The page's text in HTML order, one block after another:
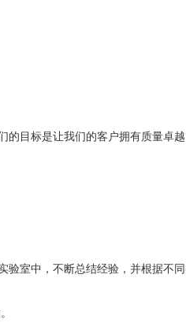
的目标是让我们的客户拥有质量卓
验室中，不断总结经验，并根据不